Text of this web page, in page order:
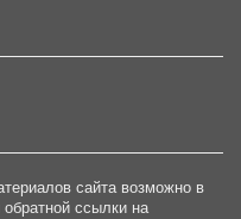
сайта возможно в
ссылки на